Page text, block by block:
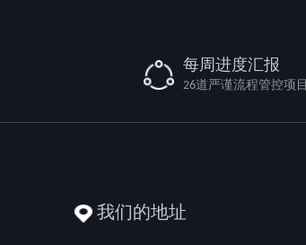
每周进度汇报
26道严谨流程管控项目
我们的地址